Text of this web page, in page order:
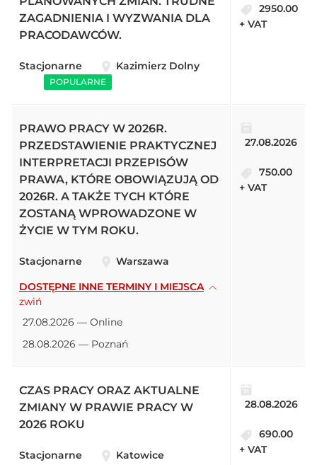
ZAGADNIENIA I WYZWANIA DLA
PRACODAWCÓW.
Stacjonarne Kazimierz Dolny
POPULARNE
2950.00
+ VAT
PRAWO PRACY W 2026R.
PRZEDSTAWIENIE PRAKTYCZNEJ
INTERPRETACJI PRZEPISÓW
PRAWA, KTÓRE OBOWIĄZUJĄ OD
2026R. A TAKŻE TYCH KTÓRE
ZOSTANĄ WPROWADZONE W
ŻYCIE W TYM ROKU.
Stacjonarne Warszawa
DOSTĘPNE INNE TERMINY I MIEJSCA
zwiń
27.08.2026 — Online
28.08.2026 — Poznań
27.08.2026
750.00
+ VAT
CZAS PRACY ORAZ AKTUALNE
ZMIANY W PRAWIE PRACY W
2026 ROKU
Stacjonarne Katowice
28.08.2026
690.00
+ VAT